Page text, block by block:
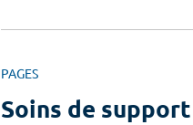
PAGES
Soins de support